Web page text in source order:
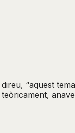
“aquest